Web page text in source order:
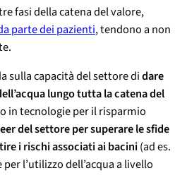
fasi della catena del valore,
parte dei pazienti, tendono a non
sulla capacità del settore didare
lungo tutta la catena del
in tecnologie per il risparmio
del settore per superare le sfide
i rischi associati ai bacini(ad es.
l’utilizzo dell’acqua a livello